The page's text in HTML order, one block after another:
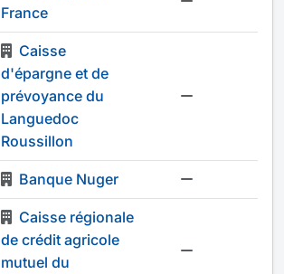
France
Caisse
d'épargne et de
prévoyance du
Languedoc
Roussillon
Banque Nuger
Caisse régionale
de crédit agricole
mutuel du